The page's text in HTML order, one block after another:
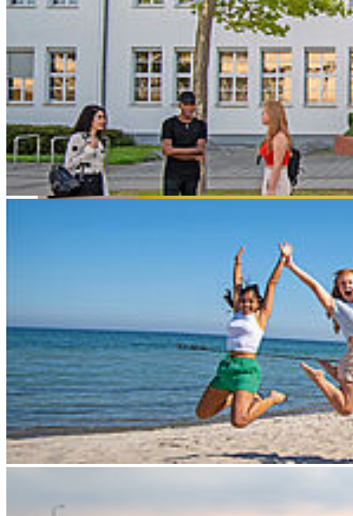
Am 04. Juni können die Angehörigen der Hochschule wieder ihre
Vertreter*innen in den einzelnen Gruppen der Gremien wählen.
Wahlberechtigt sind alle Angehörigen der Hochschule entsprechend
ihrer jeweiligen Mitgliedergruppe. Es sind die Plätze im Senat,
erweiterten Senat und in den Fakultätsräten der drei Fakultäten für
Elektrotechnik und Informatik, für Maschinenbau sowie für
Wirtschaft zu besetzen. Gewählt werden auch das
Studierendenparlament und die Fachschaftsräte der Fakultäten für
Elektrotechnik und Informatik, Maschinenbau sowie Wirtschaft.
Aufgaben der Gremien im Überblick:
Wahl der Hochschulleitung oder Stellungnahmen zum